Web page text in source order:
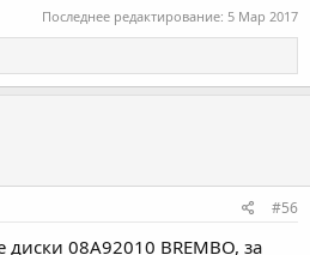
Последнее редактирование: 5 Мар 2017
#56
08A92010 BREMBO, за